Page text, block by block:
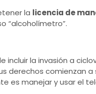
la licencia de
“alcoholímetro”.
incluir la invasión a
derechos comienzan
es manejar y usar el